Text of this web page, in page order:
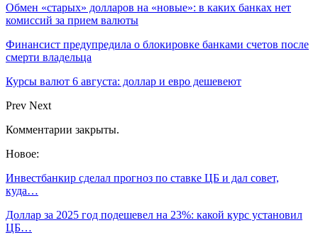
Обмен «старых» долларов на «новые»: в каких банках нет
комиссий за прием валюты
Финансист предупредила о блокировке банками счетов после
смерти владельца
Курсы валют 6 августа: доллар и евро дешевеют
Prev Next
Комментарии закрыты.
Новое:
Инвестбанкир сделал прогноз по ставке ЦБ и дал совет,
куда…
Доллар за 2025 год подешевел на 23%: какой курс установил
ЦБ…